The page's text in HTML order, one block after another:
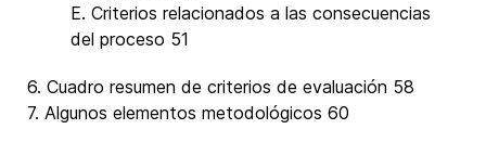
E. Criterios relacionados a las consecuencias
del proceso 51
6. Cuadro resumen de criterios de evaluación 58
7. Algunos elementos metodológicos 60